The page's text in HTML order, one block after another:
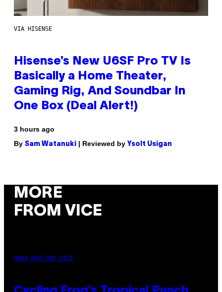
VIA HISENSE
Hisense’s New U6SF Pro TV Is
Basically a Home Theater,
Gaming Rig, And Soundbar In
One Box (Deal Alert!)
3 hours ago
By Sam Watanuki | Reviewed by Ysolt Usigan
MORE
FROM VICE
MAHA HAQ FOR VICE